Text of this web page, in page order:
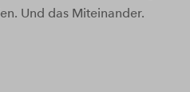
Und das Miteinander.